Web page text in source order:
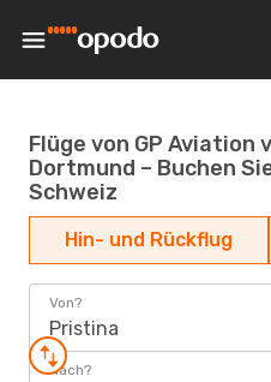
Flüge von GP Aviation
Dortmund – Buchen
Schweiz
Hin- und Rückflug
Von?
Pristina
Nach?